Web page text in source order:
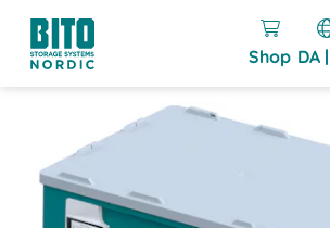
Shop DA